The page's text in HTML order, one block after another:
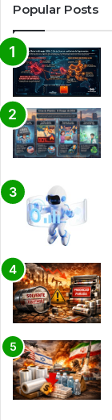
Popular Posts